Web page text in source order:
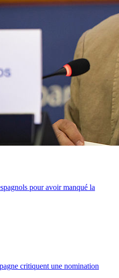
pour avoir manqué la
critiquent une nomination